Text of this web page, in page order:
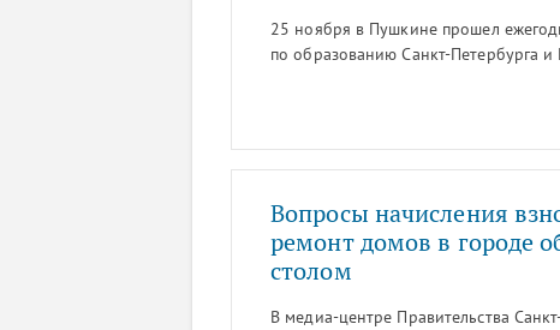
25 ноября в Пушкине прошел
по образованию Санкт-Петербурга
Вопросы начисления
ремонт домов в городе
столом
В медиа-центре Правительства